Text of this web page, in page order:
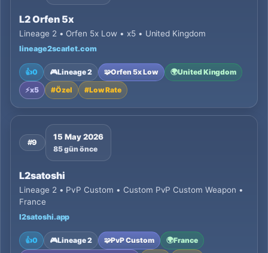
L2 Orfen 5x
Lineage 2 • Orfen 5x Low • x5 • United Kingdom
lineage2scarlet.com
👍0 🎮Lineage 2 🧩Orfen 5x Low 🌍United Kingdom
⚡x5 #Özel #Low Rate
#9
15 May 2026
85 gün önce
L2satoshi
Lineage 2 • PvP Custom • Custom PvP Custom Weapon •
France
l2satoshi.app
👍0 🎮Lineage 2 🧩PvP Custom 🌍France